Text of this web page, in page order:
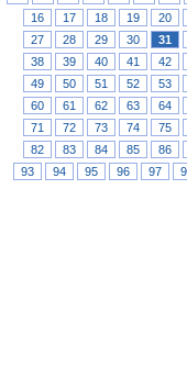
16
17 18 19
20
27
28 29 30
31
38
39 40 41
42
49
50 51 52
53
60
61 62 63
64
71
72 73 74
75
82
83 84 85
86
93
94 95 96 97